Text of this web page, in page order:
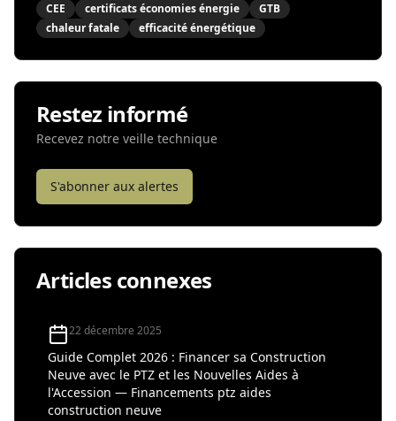
CEE certificats économies énergie
GTB
chaleur fatale
efficacité énergétique
Restez informé
Recevez notre veille technique
S'abonner aux alertes
Articles connexes
22 décembre 2025
Guide Complet 2026 : Financer sa Construction
Neuve avec le PTZ et les Nouvelles Aides à
l'Accession — Financements ptz aides
construction neuve